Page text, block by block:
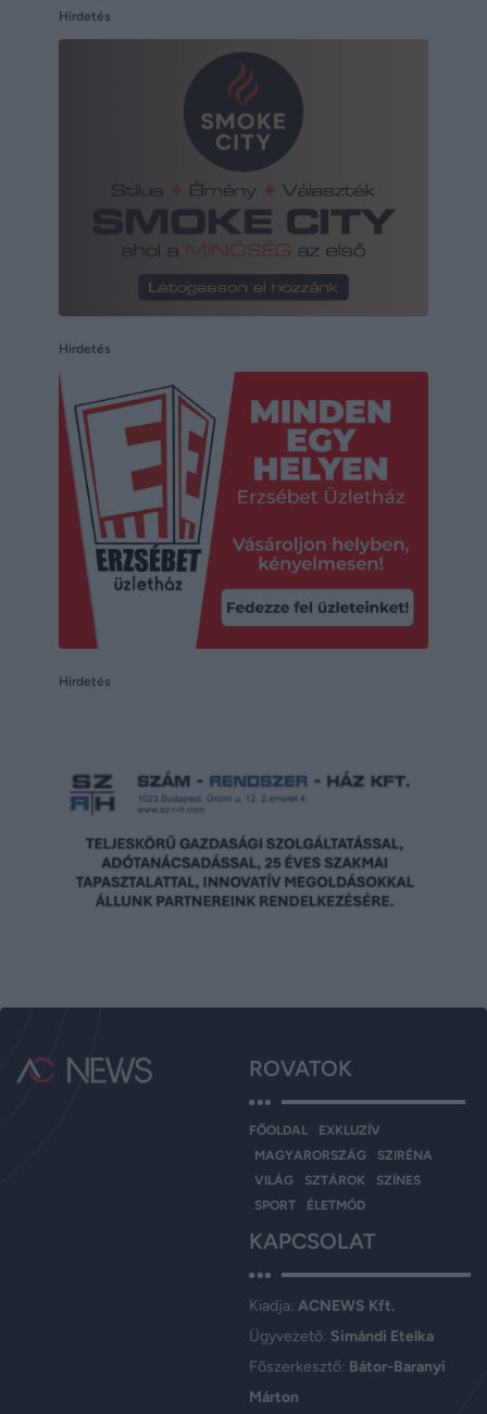
Hirdetés
Hirdetés
Hirdetés
ROVATOK
FŐOLDAL
EXKLUZÍV
MAGYARORSZÁG
SZIRÉNA
VILÁG
SZTÁROK
SZÍNES
SPORT
ÉLETMÓD
KAPCSOLAT
Kiadja: ACNEWS Kft.
Ügyvezető: Simándi Etelka
Főszerkesztő: Bátor-Baranyi
Márton